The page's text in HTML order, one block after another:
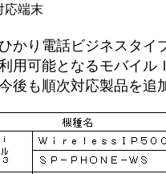
応端末
かり電話ビジネスタイ
用可能となるモバイル
後も順次対応製品を追